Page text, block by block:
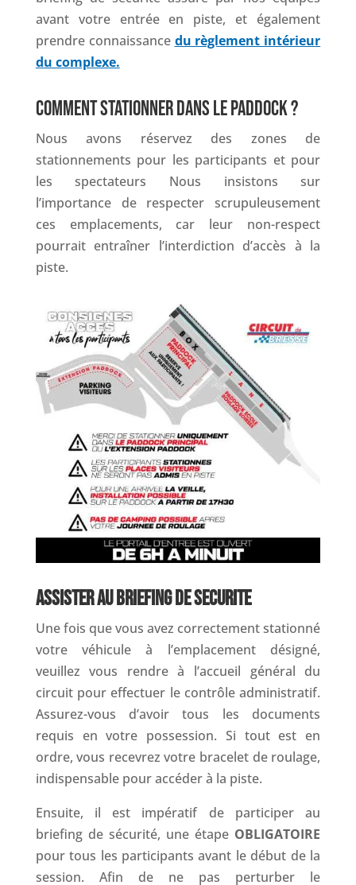
avant votre entrée en piste, et également
prendre connaissance du règlement intérieur
du complexe.
COMMENT STATIONNER DANS LE PADDOCK ?
Nous avons réservez des zones de
stationnements pour les participants et pour
les spectateurs Nous insistons sur
l’importance de respecter scrupuleusement
ces emplacements, car leur non-respect
pourrait entraîner l’interdiction d’accès à la
piste.
ASSISTER AU BRIEFING DE SECURITE
Une fois que vous avez correctement stationné
votre véhicule à l’emplacement désigné,
veuillez vous rendre à l’accueil général du
circuit pour effectuer le contrôle administratif.
Assurez-vous d’avoir tous les documents
requis en votre possession. Si tout est en
ordre, vous recevrez votre bracelet de roulage,
indispensable pour accéder à la piste.
Ensuite, il est impératif de participer au
briefing de sécurité, une étape OBLIGATOIRE
pour tous les participants avant le début de la
session. Afin de ne pas perturber le